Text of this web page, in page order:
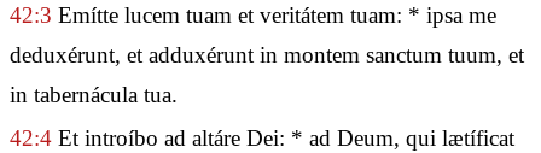
42:3 Emítte lucem tuam et veritátem tuam: * ipsa me
deduxérunt, et adduxérunt in montem sanctum tuum, et
in tabernácula tua.
42:4 Et introíbo ad altáre Dei: * ad Deum, qui lætíficat